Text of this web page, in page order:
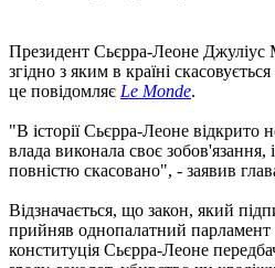
Президент Сьєрра-Леоне Джуліус
згідно з яким в країні
це повідомляє Le Monde.
"В історії Сьєрра-Леоне відкрито
влада виконала своє зобов'язання,
повністю скасовано", - заявив
Відзначається, що закон, який
прийняв однопалатний
конституція Сьєрра-Леоне